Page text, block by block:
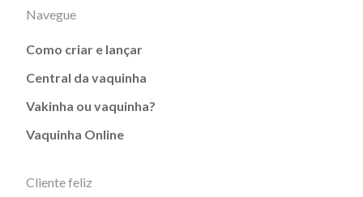
Navegue
Como criar e lançar
Central da vaquinha
Vakinha ou vaquinha?
Vaquinha Online
Cliente feliz